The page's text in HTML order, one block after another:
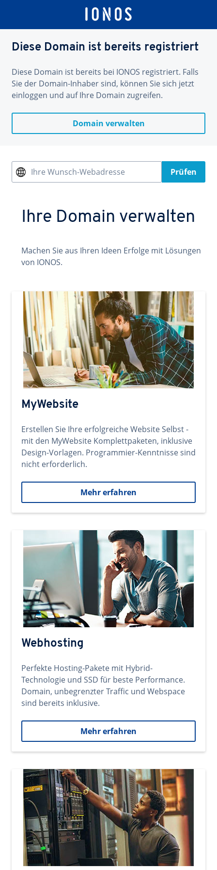
Diese Domain ist bereits registriert
Diese Domain ist bereits bei IONOS registriert. Falls
Sie der Domain-Inhaber sind, können Sie sich jetzt
einloggen und auf Ihre Domain zugreifen.
Domain verwalten
Ihre Wunsch-Webadresse Prüfen
Ihre Domain verwalten
Machen Sie aus Ihren Ideen Erfolge mit Lösungen
von IONOS.
MyWebsite
Erstellen Sie Ihre erfolgreiche Website Selbst -
mit den MyWebsite Komplettpaketen, inklusive
Design-Vorlagen. Programmier-Kenntnisse sind
nicht erforderlich.
Mehr erfahren
Webhosting
Perfekte Hosting-Pakete mit Hybrid-
Technologie und SSD für beste Performance.
Domain, unbegrenzter Traffic und Webspace
sind bereits inklusive.
Mehr erfahren